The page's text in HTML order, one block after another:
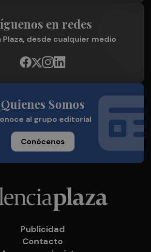
en redes
Plaza, desde cualquier medio
Quienes Somos
al grupo editorial
Conócenos
Publicidad
Contacto